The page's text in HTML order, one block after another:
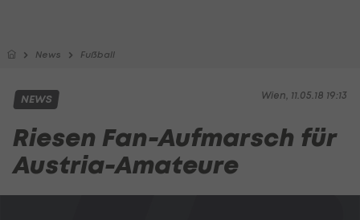
News Fußball
Wien, 11.05.18 19:13
NEWS
Riesen Fan-Aufmarsch für
Austria-Amateure